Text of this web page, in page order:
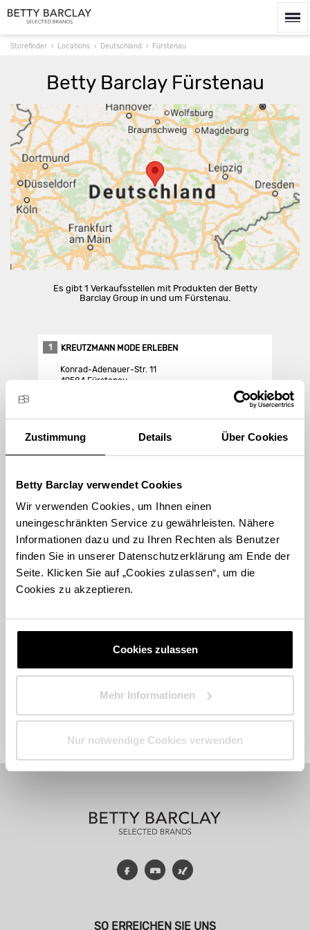
Zustimmung Details Über Cookies
Betty Barclay verwendet Cookies
Wir verwenden Cookies, um Ihnen einen
uneingeschränkten Service zu gewährleisten. Nähere
Informationen dazu und zu Ihren Rechten als Benutzer
finden Sie in unserer Datenschutzerklärung am Ende der
Seite. Klicken Sie auf „Cookies zulassen“, um die
Cookies zu akzeptieren.
Cookies zulassen
Mehr Informationen
Nur notwendige Cookies verwenden
Storefinder Locations Deutschland Fürstenau
Betty Barclay Fürstenau
Route berechnen
Es gibt 1 Verkaufsstellen mit Produkten der Betty
Barclay Group in und um Fürstenau.
1 KREUTZMANN MODE ERLEBEN
Konrad-Adenauer-Str. 11
49584 Fürstenau
Store Landing-Page
Route berechnen
STORE FINDEN
Fashion Accessoires Parfum
FacebookYouTube
SO ERREICHEN SIE UNS